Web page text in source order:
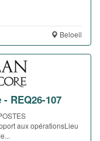
Beloeil
REQ26-107
aux opérationsLieu